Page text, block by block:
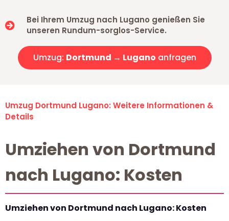
Bei Ihrem Umzug nach Lugano genießen Sie
unseren Rundum-sorglos-Service.
Umzug: Dortmund → Lugano anfragen
Umzug Dortmund Lugano: Weitere Informationen &
Details
Umziehen von Dortmund
nach Lugano: Kosten
Umziehen von Dortmund nach Lugano: Kosten